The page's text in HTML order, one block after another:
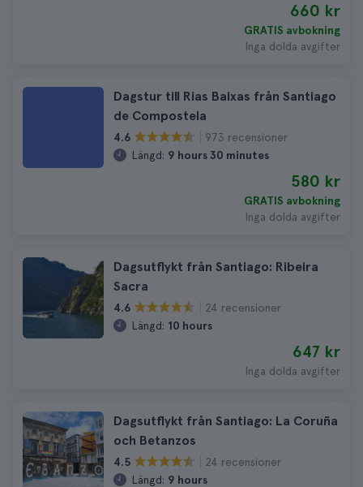
660 kr
GRATIS avbokning
Inga dolda avgifter
Dagstur till Rias Baixas från Santiago
de Compostela
4.6
973 recensioner
Längd: 9 hours 30 minutes
580 kr
GRATIS avbokning
Inga dolda avgifter
Dagsutflykt från Santiago: Ribeira
Sacra
4.6
24 recensioner
Längd: 10 hours
647 kr
Inga dolda avgifter
Dagsutflykt från Santiago: La Coruña
och Betanzos
4.5
24 recensioner
Längd: 9 hours